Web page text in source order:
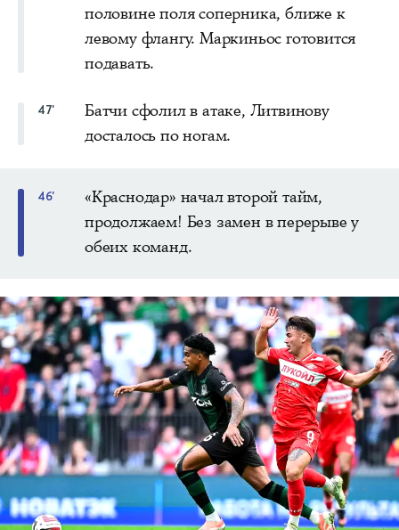
половине поля соперника, ближе к
левому флангу. Маркиньос готовится
подавать.
47'
Батчи сфолил в атаке, Литвинову
досталось по ногам.
46'
«Краснодар» начал второй тайм,
продолжаем! Без замен в перерыве у
обеих команд.